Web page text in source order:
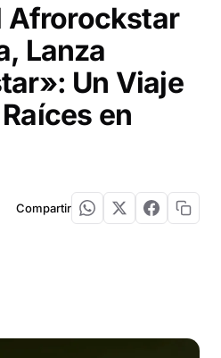
Afrorockstar
Lanza
Un Viaje
en
Compartir